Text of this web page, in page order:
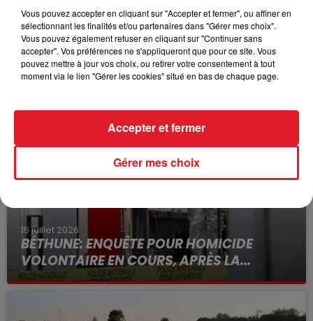
42 ans plus tard, "Don't Stop Me Now" continue de
faire rêver et danser la nouvelle génération.
15 juillet 2026
BÉTHUNE: ENQUÊTE POUR HOMICIDE
VOLONTAIRE EN COURS, APRÈS LA...
Selon les premiers éléments, le logement servait
Vous pouvez accepter en cliquant sur "Accepter et fermer", ou affiner en
sélectionnant les finalités et/ou partenaires dans "Gérer mes choix".
Vous pouvez également refuser en cliquant sur "Continuer sans
accepter". Vos préférences ne s'appliqueront que pour ce site. Vous
pouvez mettre à jour vos choix, ou retirer votre consentement à tout
moment via le lien "Gérer les cookies" situé en bas de chaque page.
Gérer mes choix
Accepter et fermer